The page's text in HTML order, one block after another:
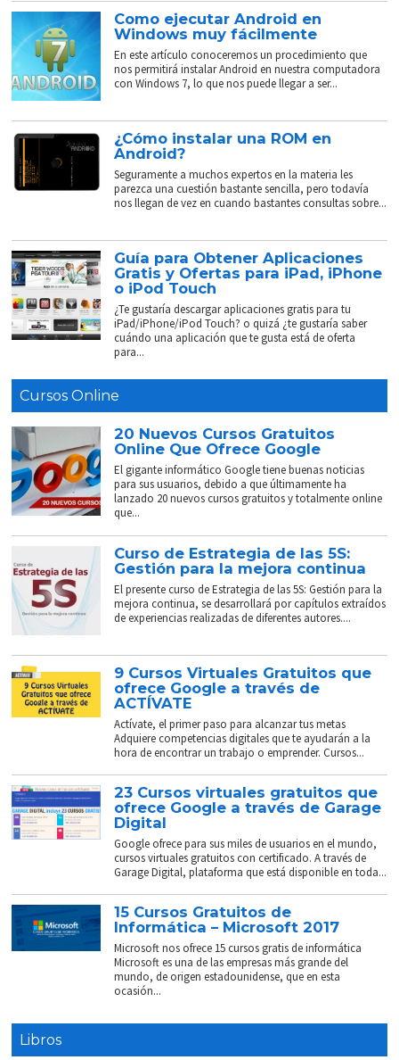
Como ejecutar Android en
Windows muy fácilmente
En este artículo conoceremos un procedimiento que
nos permitirá instalar Android en nuestra computadora
con Windows 7, lo que nos puede llegar a ser...
¿Cómo instalar una ROM en
Android?
Seguramente a muchos expertos en la materia les
parezca una cuestión bastante sencilla, pero todavía
nos llegan de vez en cuando bastantes consultas sobre...
Guía para Obtener Aplicaciones
Gratis y Ofertas para iPad, iPhone
o iPod Touch
¿Te gustaría descargar aplicaciones gratis para tu
iPad/iPhone/iPod Touch? o quizá ¿te gustaría saber
cuándo una aplicación que te gusta está de oferta
para...
Cursos Online
20 Nuevos Cursos Gratuitos
Online Que Ofrece Google
El gigante informático Google tiene buenas noticias
para sus usuarios, debido a que últimamente ha
lanzado 20 nuevos cursos gratuitos y totalmente online
que...
Curso de Estrategia de las 5S:
Gestión para la mejora continua
El presente curso de Estrategia de las 5S: Gestión para la
mejora continua, se desarrollará por capítulos extraídos
de experiencias realizadas de diferentes autores....
9 Cursos Virtuales Gratuitos que
ofrece Google a través de
ACTÍVATE
Actívate, el primer paso para alcanzar tus metas
Adquiere competencias digitales que te ayudarán a la
hora de encontrar un trabajo o emprender. Cursos...
23 Cursos virtuales gratuitos que
ofrece Google a través de Garage
Digital
Google ofrece para sus miles de usuarios en el mundo,
cursos virtuales gratuitos con certificado. A través de
Garage Digital, plataforma que está disponible en toda...
15 Cursos Gratuitos de
Informática – Microsoft 2017
Microsoft nos ofrece 15 cursos gratis de informática
Microsoft es una de las empresas más grande del
mundo, de origen estadounidense, que en esta
ocasión...
Libros